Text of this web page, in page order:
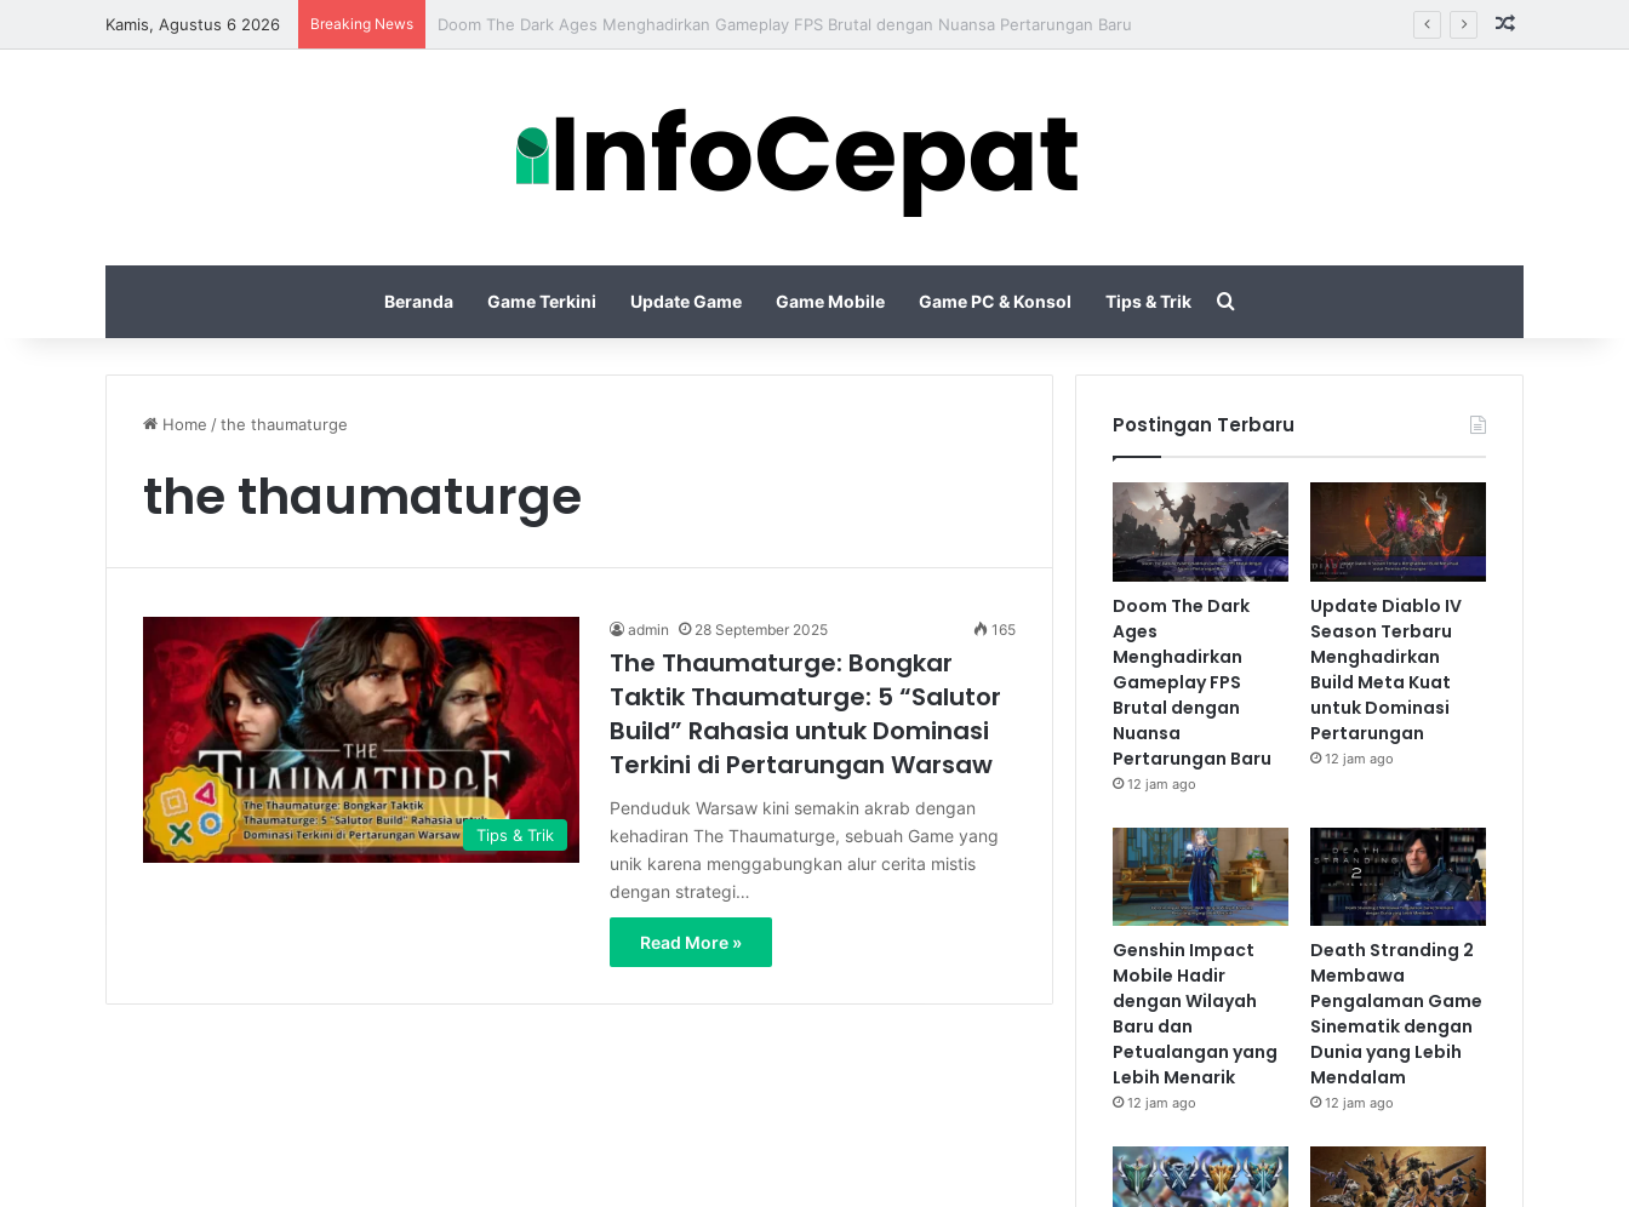
Kamis, Agustus 6 2026 Breaking News Update Diablo IV Season Terbaru Menghadirkan Build Meta Kuat untuk Dominasi Pertarungan
Beranda Game Terkini Update Game Game Mobile Game PC & Konsol Tips & Trik
Home /the thaumaturge
the thaumaturge
Tips & Trik
admin 28 September 2025 165
The Thaumaturge: Bongkar
Taktik Thaumaturge: 5 “Salutor
Build” Rahasia untuk Dominasi
Terkini di Pertarungan Warsaw
Penduduk Warsaw kini semakin akrab dengan
kehadiran The Thaumaturge, sebuah Game yang
unik karena menggabungkan alur cerita mistis
dengan strategi…
Read More »
Postingan Terbaru
Doom The Dark
Ages
Menghadirkan
Gameplay FPS
Brutal dengan
Nuansa
Pertarungan Baru
12 jam ago
Update Diablo IV
Season Terbaru
Menghadirkan
Build Meta Kuat
untuk Dominasi
Pertarungan
12 jam ago
Genshin Impact
Mobile Hadir
dengan Wilayah
Baru dan
Petualangan yang
Lebih Menarik
12 jam ago
Death Stranding 2
Membawa
Pengalaman Game
Sinematik dengan
Dunia yang Lebih
Mendalam
12 jam ago